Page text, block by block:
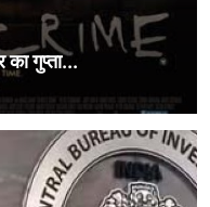
का गुप्ता...